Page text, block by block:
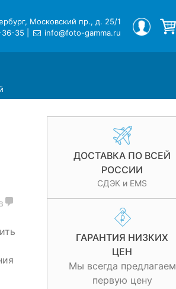
Московский пр., д. 25/1
36-35
info@foto-gamma.ru
МОЙ ПРОФИЛЬ
ДОСТАВКА ПО ВСЕЙ
РОССИИ
СДЭК и EMS
ГАРАНТИЯ НИЗКИХ
ЦЕН
Мы всегда предлагаем
первую цену